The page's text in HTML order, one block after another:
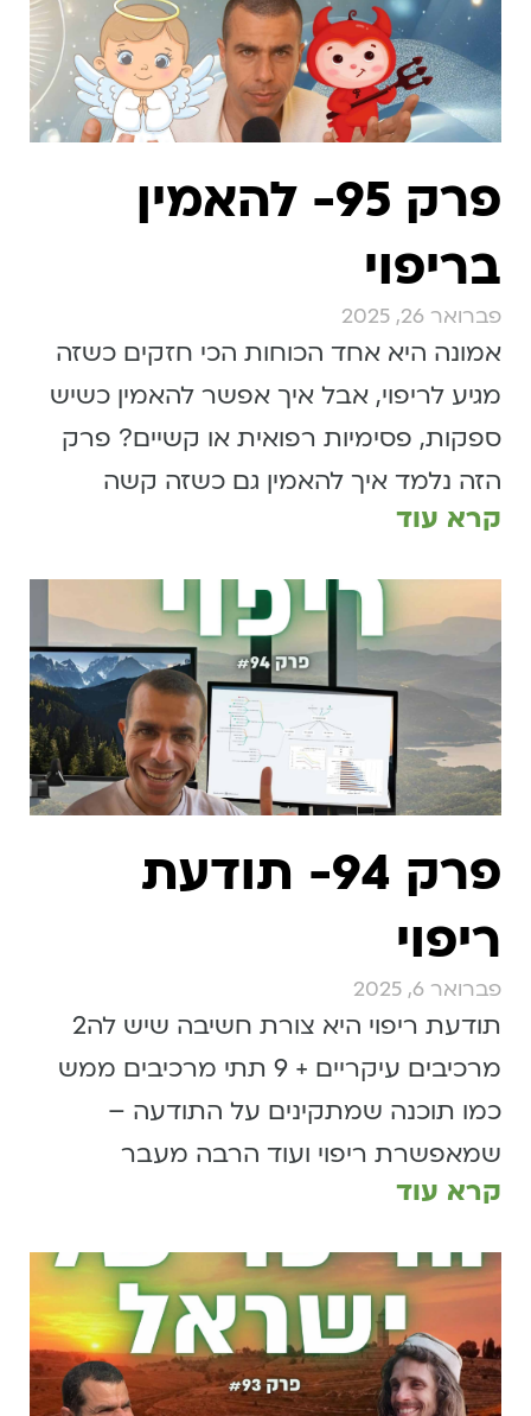
פרק 95- להאמין
בריפוי
פברואר 26, 2025
אמונה היא אחד הכוחות הכי חזקים כשזה
מגיע לריפוי, אבל איך אפשר להאמין כשיש
ספקות, פסימיות רפואית או קשיים? פרק
הזה נלמד איך להאמין גם כשזה קשה
קרא עוד
פרק 94- תודעת
ריפוי
פברואר 6, 2025
תודעת ריפוי היא צורת חשיבה שיש לה2
מרכיבים עיקריים + 9 תתי מרכיבים ממש
כמו תוכנה שמתקינים על התודעה –
שמאפשרת ריפוי ועוד הרבה מעבר
קרא עוד